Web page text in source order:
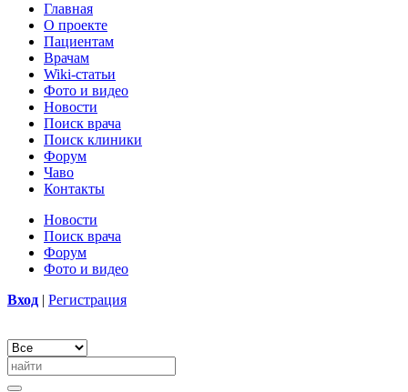
Главная
О проекте
Пациентам
Врачам
Wiki-статьи
Фото и видео
Новости
Поиск врача
Поиск клиники
Форум
Чаво
Контакты
Новости
Поиск врача
Форум
Фото и видео
Вход | Регистрация